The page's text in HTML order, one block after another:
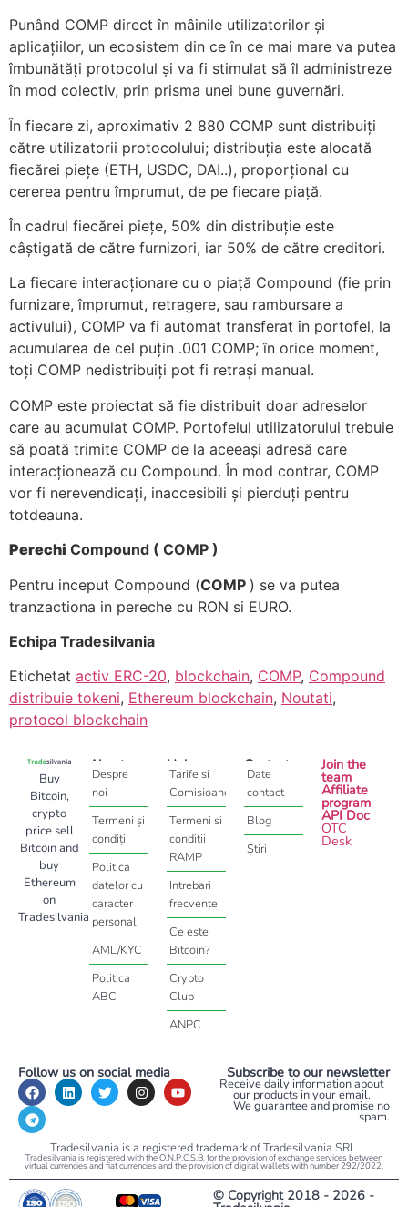
Punând COMP direct în mâinile utilizatorilor și
aplicațiilor, un ecosistem din ce în ce mai mare va putea
îmbunătăți protocolul și va fi stimulat să îl administreze
în mod colectiv, prin prisma unei bune guvernări.
În fiecare zi, aproximativ 2 880 COMP sunt distribuiți
către utilizatorii protocolului; distribuția este alocată
fiecărei piețe (ETH, USDC, DAI..), proporțional cu
cererea pentru împrumut, de pe fiecare piață.
În cadrul fiecărei piețe, 50% din distribuție este
câștigată de către furnizori, iar 50% de către creditori.
La fiecare interacționare cu o piață Compound (fie prin
furnizare, împrumut, retragere, sau rambursare a
activului), COMP va fi automat transferat în portofel, la
acumularea de cel puțin .001 COMP; în orice moment,
toți COMP nedistribuiți pot fi retrași manual.
COMP este proiectat să fie distribuit doar adreselor
care au acumulat COMP. Portofelul utilizatorului trebuie
să poată trimite COMP de la aceeași adresă care
interacționează cu Compound. În mod contrar, COMP
vor fi nerevendicați, inaccesibili și pierduți pentru
totdeauna.
Perechi Compound ( COMP )
Pentru inceput Compound (COMP ) se va putea
tranzactiona in pereche cu RON si EURO.
Echipa Tradesilvania
Etichetat activ ERC-20, blockchain, COMP, Compound
distribuie tokeni, Ethereum blockchain, Noutati,
protocol blockchain
Buy
Bitcoin,
crypto
price sell
Bitcoin and
buy
Ethereum
on
Tradesilvania
About
Despre
noi
Termeni și
condiții
Politica
datelor cu
caracter
personal
AML/KYC
Politica
ABC
Help
Tarife si
Comisioane
Termeni si
conditii
RAMP
Intrebari
frecvente
Ce este
Bitcoin?
Crypto
Club
ANPC
Contact
Date
contact
Blog
Știri
Join the
team
Affiliate
program
API Doc
OTC
Desk
Follow us on social media Subscribe to our newsletter
Receive daily information about
our products in your email.
We guarantee and promise no
spam.
Tradesilvania is a registered trademark of Tradesilvania SRL.
Tradesilvania is registered with the O.N.P.C.S.B. for the provision of exchange services between
virtual currencies and fiat currencies and the provision of digital wallets with number 292/2022.
© Copyright 2018 - 2026 -